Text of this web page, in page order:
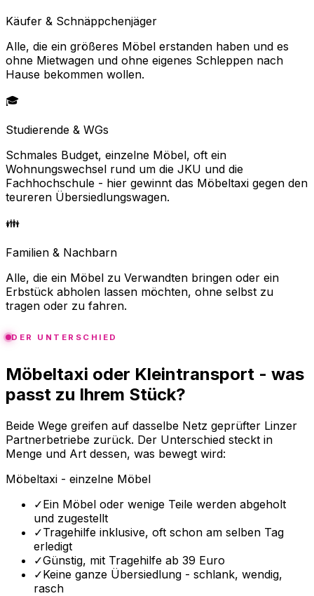
Käufer & Schnäppchenjäger
Alle, die ein größeres Möbel erstanden haben und es
ohne Mietwagen und ohne eigenes Schleppen nach
Hause bekommen wollen.
🎓
Studierende & WGs
Schmales Budget, einzelne Möbel, oft ein
Wohnungswechsel rund um die JKU und die
Fachhochschule - hier gewinnt das Möbeltaxi gegen den
teureren Übersiedlungswagen.
👪
Familien & Nachbarn
Alle, die ein Möbel zu Verwandten bringen oder ein
Erbstück abholen lassen möchten, ohne selbst zu
tragen oder zu fahren.
DER UNTERSCHIED
Möbeltaxi oder Kleintransport - was
passt zu Ihrem Stück?
Beide Wege greifen auf dasselbe Netz geprüfter Linzer
Partnerbetriebe zurück. Der Unterschied steckt in
Menge und Art dessen, was bewegt wird:
Möbeltaxi - einzelne Möbel
✓Ein Möbel oder wenige Teile werden abgeholt
und zugestellt
✓Tragehilfe inklusive, oft schon am selben Tag
erledigt
✓Günstig, mit Tragehilfe ab 39 Euro
✓Keine ganze Übersiedlung - schlank, wendig,
rasch